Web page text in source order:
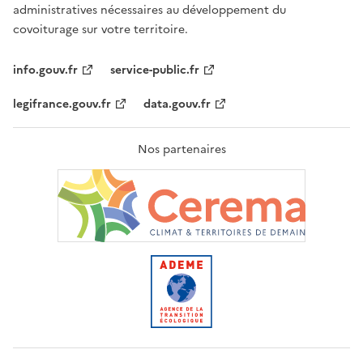
administratives nécessaires au développement du
covoiturage sur votre territoire.
info.gouv.fr
service-public.fr
legifrance.gouv.fr
data.gouv.fr
Nos partenaires